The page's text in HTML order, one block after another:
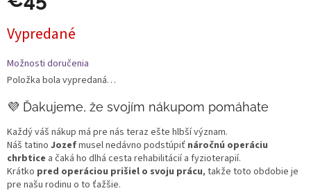
cena:
Vypredané
Možnosti doručenia
Položka bola vypredaná…
💜 Ďakujeme, že svojím nákupom pomáhate
Každý váš nákup má pre nás teraz ešte hlbší význam.
Náš tatino Jozefmusel nedávno podstúpiť náročnú operáciu
chrbtice a čaká ho dlhá cesta rehabilitácií a fyzioterapií.
Krátko pred operáciou prišiel o svoju prácu, takže toto obdobie je
pre našu rodinu o to ťažšie.